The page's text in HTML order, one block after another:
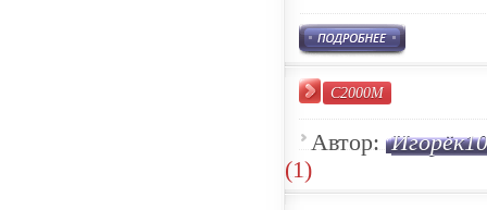
С2000М
Автор:
(1)